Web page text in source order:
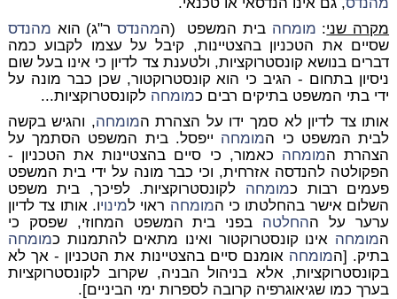
מקרה שני: מומחה בית המשפט (המהנדס ר"ג) הוא מהנדס
שסיים את הטכניון בהצטיינות, קיבל על עצמו לקבוע כמה
דברים בנושא קונסטרוקציות, ולטענת צד לדיון כי אינו בעל שום
ניסיון בתחום - הגיב כי הוא קונסטרוקטור, שכן כבר מונה על
ידי בתי המשפט בתיקים רבים כמומחה לקונסטרוקציות...
אותו צד לדיון לא סמך ידו על הצהרת המומחה, והגיש בקשה
לבית המשפט כי המומחה ייפסל. בית המשפט הסתמך על
הצהרת המומחה כאמור, כי סיים בהצטיינות את הטכניון -
הפקולטה להנדסה אזרחית, וכי כבר מונה על ידי בית המשפט
פעמים רבות כמומחה לקונסטרוקציות. לפיכך, בית משפט
השלום אישר בהחלטתו כי המומחה ראוי למינויו. אותו צד לדיון
ערער על ההחלטה בפני בית המשפט המחוזי, שפסק כי
המומחה אינו קונסטרוקטור ואינו מתאים להתמנות כמומחה
בתיק. [המומחה אומנם סיים בהצטיינות את הטכניון - אך לא
בקונסטרוקציות, אלא בניהול הבניה, שקרוב לקונסטרוקציות
בערך כמו שגיאוגרפיה קרובה לספרות ימי הביניים].